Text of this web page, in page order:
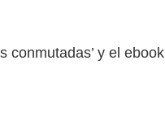
conmutadas’ y el ebook